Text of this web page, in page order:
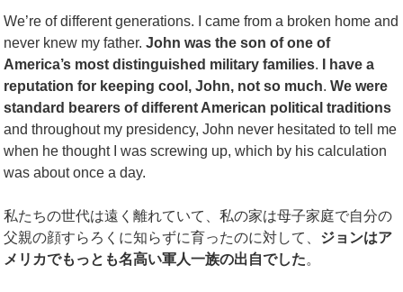
We’re of different generations. I came from a broken home and
never knew my father.John was the son of one of
America’s most distinguished military families.
I have a
reputation for keeping cool, John, not so much.We were
standard bearers of different American political traditions
and throughout my presidency, John never hesitated to tell me
when he thought I was screwing up, which by his calculation
was about once a day.
私たちの世代は遠く離れていて、私の家は母子家庭で自分の
父親の顔すらろくに知らずに育ったのに対して、 ジョンはア
メリカでもっとも名高い軍人一族の出自でした。